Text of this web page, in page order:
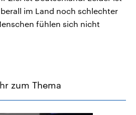
im Land noch schlechter
fühlen sich nicht
zum Thema